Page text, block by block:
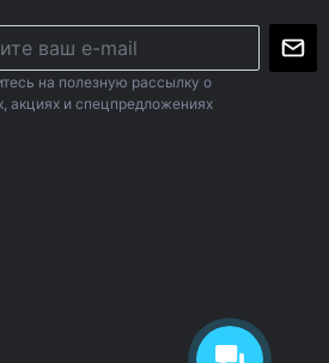
на полезную рассылку о
акциях и спецпредложениях